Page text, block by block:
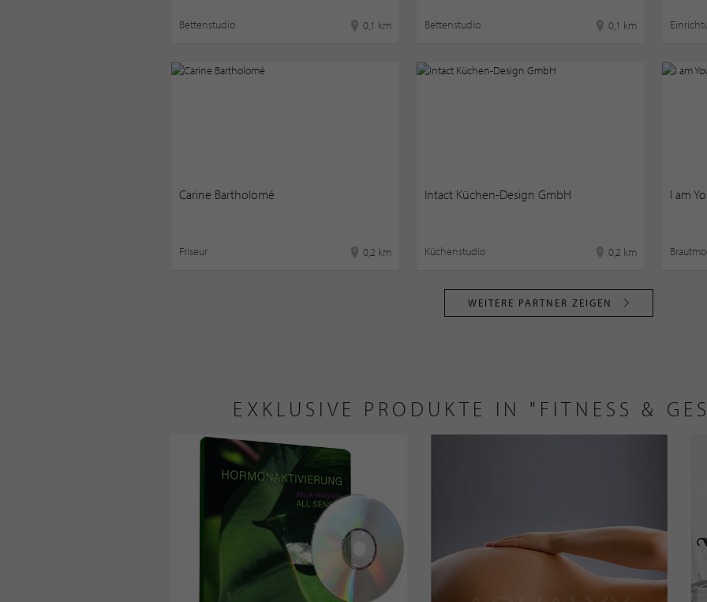
Bettenstudio 0,1 km Bettenstudio 0,1 km
Carine Bartholomé
Friseur 0,2 km
Intact Küchen-Design GmbH
Küchenstudio 0,2 km
I am
WEITERE PARTNER ZEIGEN
EXKLUSIVE PRODUKTE IN "FITNESS &